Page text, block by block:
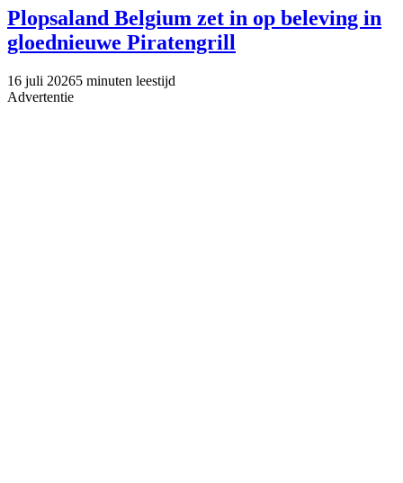
Plopsaland Belgium zet in op beleving in
gloednieuwe Piratengrill
16 juli 20265 minuten leestijd
Advertentie